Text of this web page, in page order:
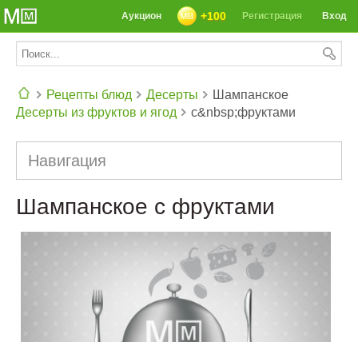
Вход
Регистрация
+100
Аукцион
Рецепты блюд
Десерты
Десерты из фруктов и ягод
Шампанское
с&nbsp;фруктами
Навигация
Шампанское с фруктами